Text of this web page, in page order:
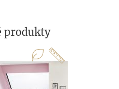
produkty